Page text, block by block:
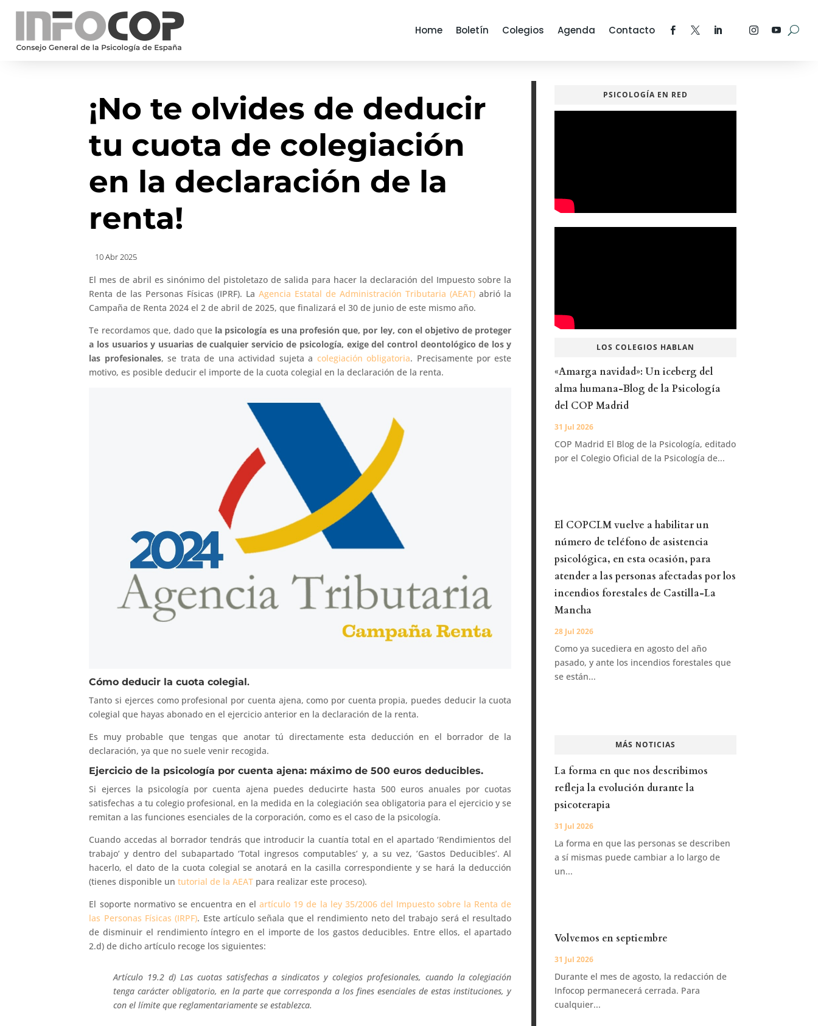
Home Boletín Colegios Agenda Contacto
¡No te olvides de deducir
tu cuota de colegiación
en la declaración de la
renta!
10 Abr 2025
El mes de abril es sinónimo del pistoletazo de salida para hacer la declaración del Impuesto sobre la
Renta de las Personas Físicas (IPRF). LaAgencia Estatal de Administración Tributaria (AEAT) abrió la
Campaña de Renta 2024 el 2 de abril de 2025, que finalizará el 30 de junio de este mismo año.
Te recordamos que, dado que la psicología es una profesión que, por ley, con el objetivo de proteger
a los usuarios y usuarias de cualquier servicio de psicología, exige del control deontológico de los y
las profesionales, se trata de una actividad sujeta a colegiación obligatoria. Precisamente por este
motivo, es posible deducir el importe de la cuota colegial en la declaración de la renta.
Cómo deducir la cuota colegial.
Tanto si ejerces como profesional por cuenta ajena, como por cuenta propia, puedes deducir la cuota
colegial que hayas abonado en el ejercicio anterior en la declaración de la renta.
Es muy probable que tengas que anotar tú directamente esta deducción en el borrador de la
declaración, ya que no suele venir recogida.
Ejercicio de la psicología por cuenta ajena: máximo de 500 euros deducibles.
Si ejerces la psicología por cuenta ajena puedes deducirte hasta 500 euros anuales por cuotas
satisfechas a tu colegio profesional, en la medida en la colegiación sea obligatoria para el ejercicio y se
remitan a las funciones esenciales de la corporación, como es el caso de la psicología.
Cuando accedas al borrador tendrás que introducir la cuantía total en el apartado ‘Rendimientos del
trabajo’ y dentro del subapartado ‘Total ingresos computables’ y, a su vez, ’Gastos Deducibles’. Al
hacerlo, el dato de la cuota colegial se anotará en la casilla correspondiente y se hará la deducción
(tienes disponible untutorial de la AEAT para realizar este proceso).
El soporte normativo se encuentra en elartículo 19 de la ley 35/2006 del Impuesto sobre la Renta de
las Personas Físicas (IRPF). Este artículo señala que el rendimiento neto del trabajo será el resultado
de disminuir el rendimiento íntegro en el importe de los gastos deducibles. Entre ellos, el apartado
2.d) de dicho artículo recoge los siguientes:
Artículo 19.2 d) Las cuotas satisfechas a sindicatos y colegios profesionales, cuando la colegiación
tenga carácter obligatorio, en la parte que corresponda a los fines esenciales de estas instituciones, y
con el límite que reglamentariamente se establezca.
PSICOLOGÍA EN RED
LOS COLEGIOS HABLAN
«Amarga navidad»: Un iceberg del
alma humana-Blog de la Psicología
del COP Madrid
31 Jul 2026
COP Madrid El Blog de la Psicología, editado
por el Colegio Oficial de la Psicología de...
El COPCLM vuelve a habilitar un
número de teléfono de asistencia
psicológica, en esta ocasión, para
atender a las personas afectadas por los
incendios forestales de Castilla-La
Mancha
28 Jul 2026
Como ya sucediera en agosto del año
pasado, y ante los incendios forestales que
se están...
MÁS NOTICIAS
La forma en que nos describimos
refleja la evolución durante la
psicoterapia
31 Jul 2026
La forma en que las personas se describen
a sí mismas puede cambiar a lo largo de
un...
Volvemos en septiembre
31 Jul 2026
Durante el mes de agosto, la redacción de
Infocop permanecerá cerrada. Para
cualquier...